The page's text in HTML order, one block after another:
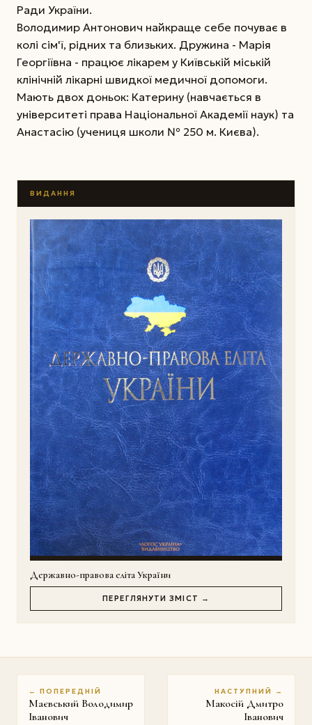
Ради України.
Володимир Антонович найкраще себе почуває в
колі сім'ї, рідних та близьких. Дружина - Марія
Георгіївна - працює лікарем у Київській міській
клінічній лікарні швидкої медичної допомоги.
Мають двох доньок: Катерину (навчається в
університеті права Національної Академії наук) та
Анастасію (учениця школи № 250 м. Києва).
ВИДАННЯ
Державно-правова еліта України
ПЕРЕГЛЯНУТИ ЗМІСТ →
← ПОПЕРЕДНІЙ
Маєвський Володимир
Iванович
НАСТУПНИЙ →
Макосій Дмитро
Іванович